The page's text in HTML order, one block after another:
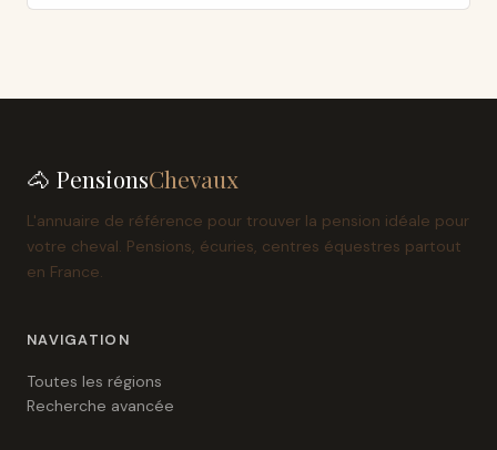
🐴 PensionsChevaux
L'annuaire de référence pour trouver la pension idéale pour
votre cheval. Pensions, écuries, centres équestres partout
en France.
NAVIGATION
Toutes les régions
Recherche avancée